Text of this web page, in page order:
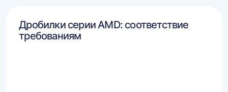
Дробилки серии AMD: соответствие
требованиям